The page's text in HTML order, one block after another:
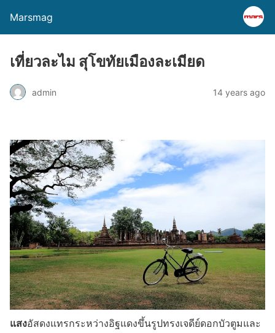
Marsmag
เที่ยวละไม สุโขทัยเมืองละเมียด
admin 14 years ago
แสงอัสดงแทรกระหว่างอิฐแดงขึ้นรูปทรงเจดีย์ดอกบัวตูมและ